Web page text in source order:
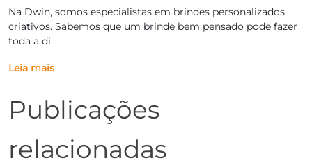
Na Dwin, somos especialistas em brindes personalizados
criativos. Sabemos que um brinde bem pensado pode fazer
toda a di...
Leia mais
Publicações
relacionadas